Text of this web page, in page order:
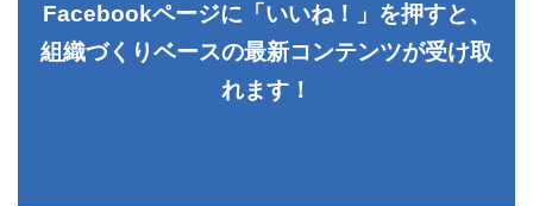
Facebookページに「いいね！」を押すと、
組織づくりベースの最新コンテンツが受け取
れます！